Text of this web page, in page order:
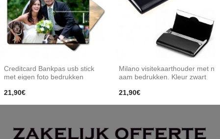
Creditcard Bankpas usb stick
met eigen foto bedrukken
21,90€
Milano visitekaarthouder met n
aam bedrukken. Kleur zwart
21,90€